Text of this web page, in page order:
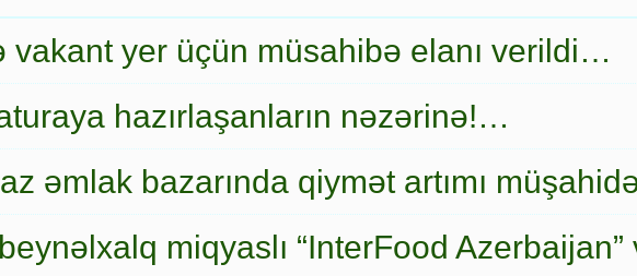
vakant yer üçün müsahibə elanı verildi…
hazırlaşanların nəzərinə!…
əmlak bazarında qiymət artımı
miqyaslı “InterFood Azerbaijan”